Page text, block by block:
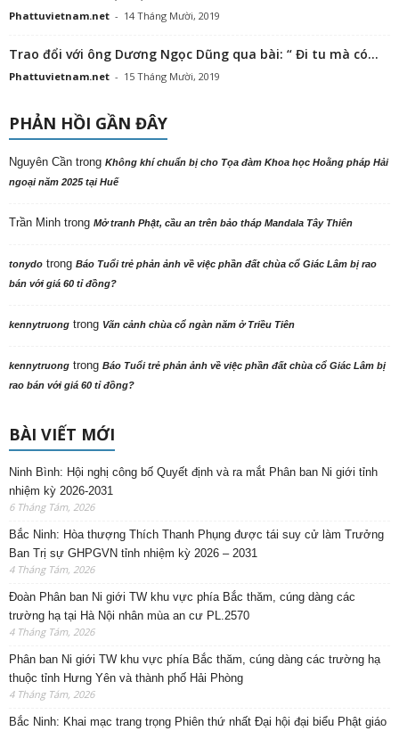
Phattuvietnam.net - 14 Tháng Mười, 2019
Trao đổi với ông Dương Ngọc Dũng qua bài: “ Đi tu mà có...
Phattuvietnam.net - 15 Tháng Mười, 2019
PHẢN HỒI GẦN ĐÂY
Nguyên Cần trong Không khí chuẩn bị cho Tọa đàm Khoa học Hoằng pháp Hải
ngoại năm 2025 tại Huế
Trần Minh trong Mở tranh Phật, cầu an trên bảo tháp Mandala Tây Thiên
tonydo trong Báo Tuổi trẻ phản ảnh về việc phần đất chùa cổ Giác Lâm bị rao
bán với giá 60 tỉ đồng?
kennytruong trong Vãn cảnh chùa cổ ngàn năm ở Triều Tiên
kennytruong trong Báo Tuổi trẻ phản ảnh về việc phần đất chùa cổ Giác Lâm bị
rao bán với giá 60 tỉ đồng?
BÀI VIẾT MỚI
Ninh Bình: Hội nghị công bố Quyết định và ra mắt Phân ban Ni giới tỉnh
nhiệm kỳ 2026-2031
6 Tháng Tám, 2026
Bắc Ninh: Hòa thượng Thích Thanh Phụng được tái suy cử làm Trưởng
Ban Trị sự GHPGVN tỉnh nhiệm kỳ 2026 – 2031
4 Tháng Tám, 2026
Đoàn Phân ban Ni giới TW khu vực phía Bắc thăm, cúng dàng các
trường hạ tại Hà Nội nhân mùa an cư PL.2570
4 Tháng Tám, 2026
Phân ban Ni giới TW khu vực phía Bắc thăm, cúng dàng các trường hạ
thuộc tỉnh Hưng Yên và thành phố Hải Phòng
4 Tháng Tám, 2026
Bắc Ninh: Khai mạc trang trọng Phiên thứ nhất Đại hội đại biểu Phật giáo